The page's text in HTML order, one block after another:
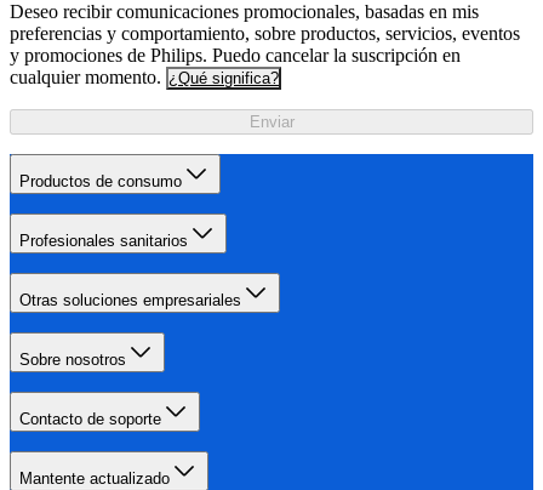
Deseo recibir comunicaciones promocionales, basadas en mis
preferencias y comportamiento, sobre productos, servicios, eventos
y promociones de Philips. Puedo cancelar la suscripción en
cualquier momento. ¿Qué significa?
Enviar
Productos de consumo
Profesionales sanitarios
Otras soluciones empresariales
Sobre nosotros
Contacto de soporte
Mantente actualizado